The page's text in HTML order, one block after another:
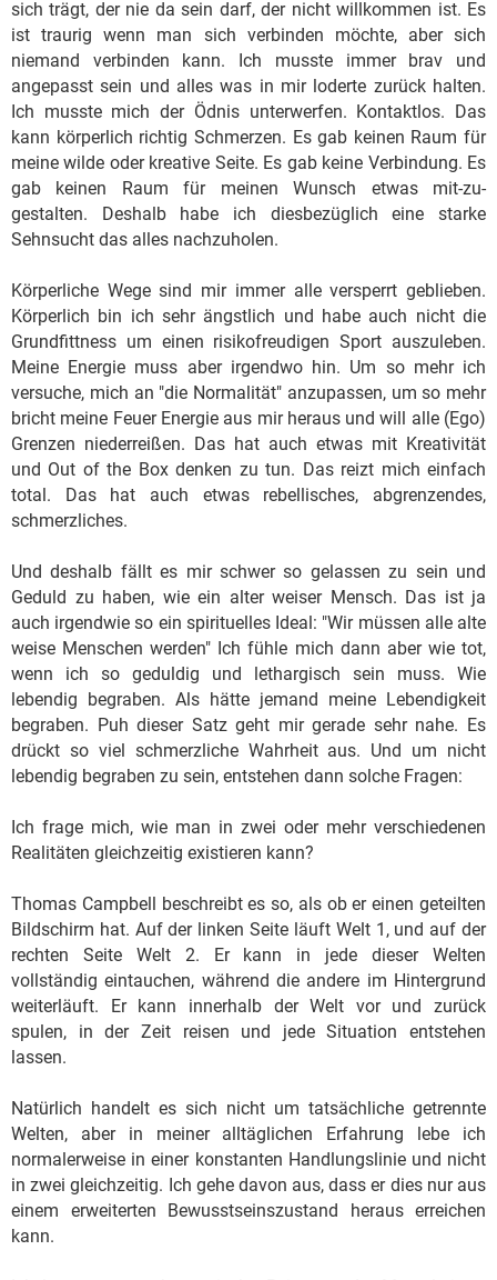
sich trägt, der nie da sein darf, der nicht willkommen ist. Es
ist traurig wenn man sich verbinden möchte, aber sich
niemand verbinden kann. Ich musste immer brav und
angepasst sein und alles was in mir loderte zurück halten.
Ich musste mich der Ödnis unterwerfen. Kontaktlos. Das
kann körperlich richtig Schmerzen. Es gab keinen Raum für
meine wilde oder kreative Seite. Es gab keine Verbindung. Es
gab keinen Raum für meinen Wunsch etwas mit-zu-
gestalten. Deshalb habe ich diesbezüglich eine starke
Sehnsucht das alles nachzuholen.
Körperliche Wege sind mir immer alle versperrt geblieben.
Körperlich bin ich sehr ängstlich und habe auch nicht die
Grundfittness um einen risikofreudigen Sport auszuleben.
Meine Energie muss aber irgendwo hin. Um so mehr ich
versuche, mich an "die Normalität" anzupassen, um so mehr
bricht meine Feuer Energie aus mir heraus und will alle (Ego)
Grenzen niederreißen. Das hat auch etwas mit Kreativität
und Out of the Box denken zu tun. Das reizt mich einfach
total. Das hat auch etwas rebellisches, abgrenzendes,
schmerzliches.
Und deshalb fällt es mir schwer so gelassen zu sein und
Geduld zu haben, wie ein alter weiser Mensch. Das ist ja
auch irgendwie so ein spirituelles Ideal: "Wir müssen alle alte
weise Menschen werden" Ich fühle mich dann aber wie tot,
wenn ich so geduldig und lethargisch sein muss. Wie
lebendig begraben. Als hätte jemand meine Lebendigkeit
begraben. Puh dieser Satz geht mir gerade sehr nahe. Es
drückt so viel schmerzliche Wahrheit aus. Und um nicht
lebendig begraben zu sein, entstehen dann solche Fragen:
Ich frage mich, wie man in zwei oder mehr verschiedenen
Realitäten gleichzeitig existieren kann?
Thomas Campbell beschreibt es so, als ob er einen geteilten
Bildschirm hat. Auf der linken Seite läuft Welt 1, und auf der
rechten Seite Welt 2. Er kann in jede dieser Welten
vollständig eintauchen, während die andere im Hintergrund
weiterläuft. Er kann innerhalb der Welt vor und zurück
spulen, in der Zeit reisen und jede Situation entstehen
lassen.
Natürlich handelt es sich nicht um tatsächliche getrennte
Welten, aber in meiner alltäglichen Erfahrung lebe ich
normalerweise in einer konstanten Handlungslinie und nicht
in zwei gleichzeitig. Ich gehe davon aus, dass er dies nur aus
einem erweiterten Bewusstseinszustand heraus erreichen
kann.